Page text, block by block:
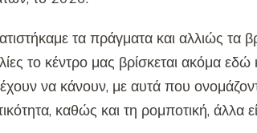
τα πράγματα και αλλιώς τα
το κέντρο μας βρίσκεται ακόμα
να κάνουν, με αυτά που
καθώς και τη ρομποτική, άλλα